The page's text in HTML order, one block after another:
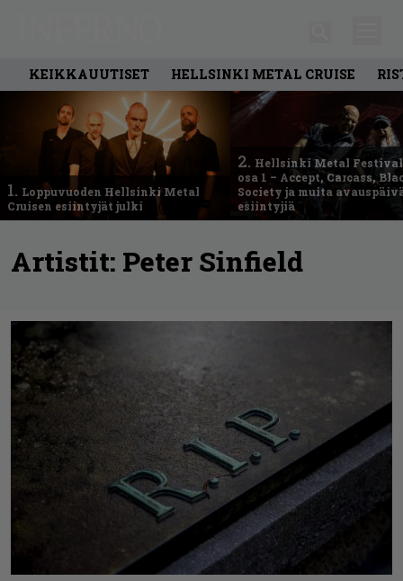
KEIKKAUUTISET HELLSINKI METAL CRUISE
1. Loppuvuoden Hellsinki Metal
Cruisen esiintyjät julki
2. Hellsinki Metal
osa 1 – Accept, Carcass,
Society ja muita
esiintyjiä
Artistit: Peter Sinfield